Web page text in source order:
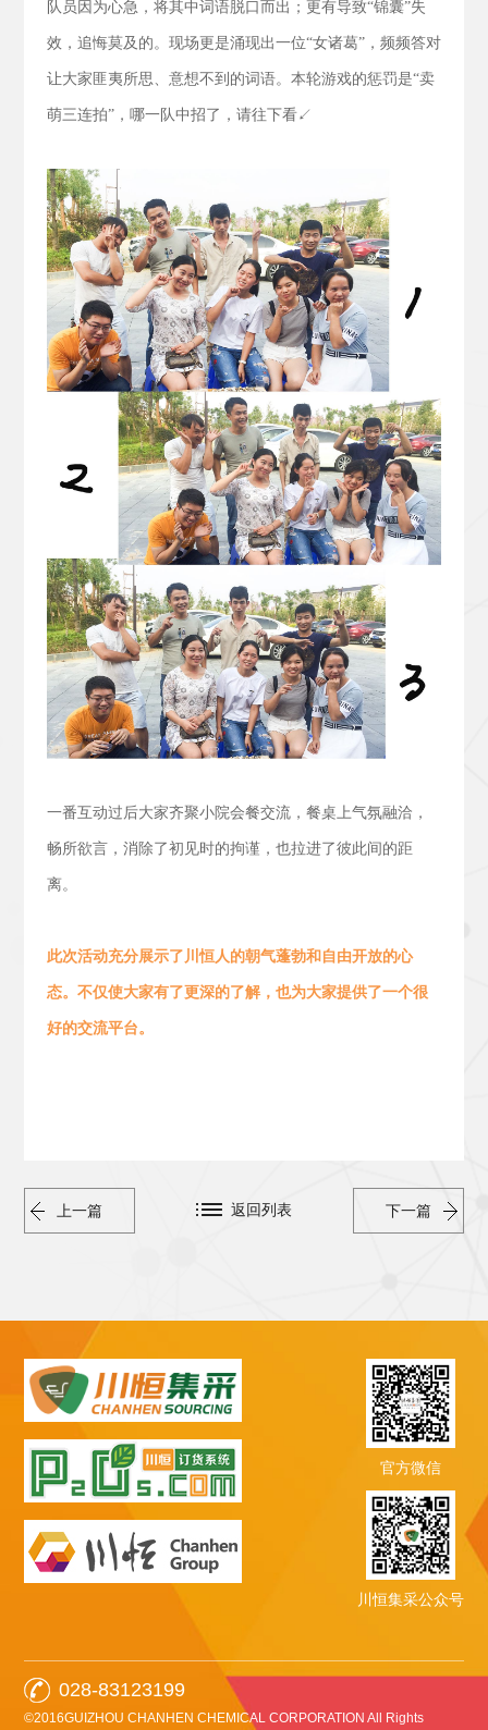
队员因为心急，将其中词语脱口而出；更有导致“锦囊”失
效，追悔莫及的。现场更是涌现出一位“女诸葛”，频频答对
让大家匪夷所思、意想不到的词语。本轮游戏的惩罚是“卖
萌三连拍”，哪一队中招了，请往下看↙
一番互动过后大家齐聚小院会餐交流， 餐桌上气氛融洽，
畅所欲言，消除了初见时的拘谨，也拉进了彼此间的距
离。
此次活动充分展示了川恒人的朝气蓬勃和 自由开放的心
态。 不仅使大家有了更深的了解，也为大家提供了一个很
好的交流平台。
上一篇 下一篇
返回列表
官方微信
川恒集采公众号
028-83123199
©2016GUIZHOU CHANHEN CHEMICAL CORPORATION All Rights